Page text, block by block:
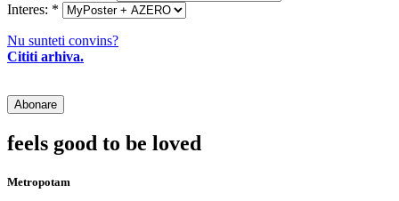
Interes: *
Nu sunteti convins?
Cititi arhiva.
feels good to be loved
Metropotam